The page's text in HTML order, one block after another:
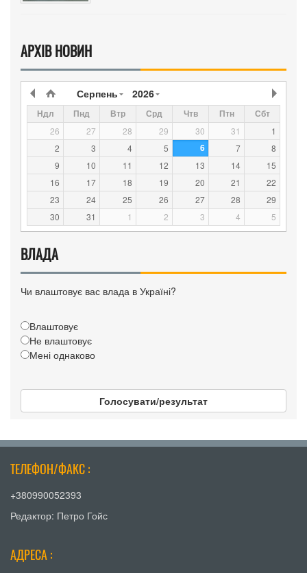
АРХІВ НОВИН
Серпень 2026
Ндл Пнд Втр Срд Чтв Птн Сбт
26 27 28 29 30 31
1
2
3 4 5 6 7
8
9
10 11 12 13 14
15
16
17 18 19 20 21
22
23
24 25 26 27 28
29
30
31 1 2 3 4 5
ВЛАДА
Чи влаштовує вас влада в Україні?
Влаштовує
Не влаштовує
Мені однаково
Голосувати/результат
ТЕЛЕФОН/ФАКС :
+380990052393
Редактор: Петро Гойс
АДРЕСА :